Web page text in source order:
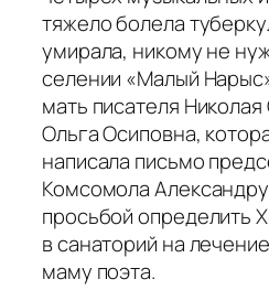
тяжело болела
умирала, никому не
селении «Малый
мать писателя
Ольга Осиповна,
написала письмо
Комсомола
просьбой определить
в санаторий на
маму поэта.